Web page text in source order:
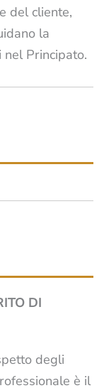
del cliente,
la
Principato.
DI
degli
è il